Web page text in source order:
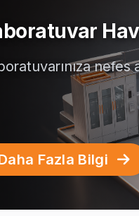
nefes
Fazla Bilgi